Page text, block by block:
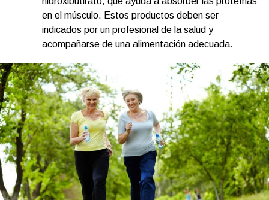
en el músculo. Estos productos deben ser
indicados por un profesional de la salud y
acompañarse de una alimentación adecuada.